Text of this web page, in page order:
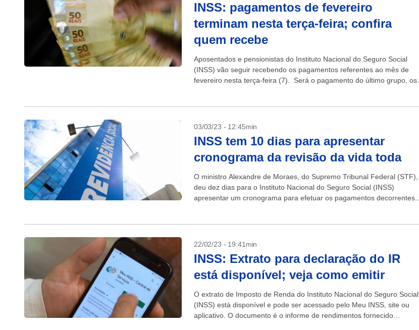
INSS: pagamentos de fevereiro
terminam nesta terça-feira; confira
quem recebe
Aposentados e pensionistas do Instituto Nacional do Seguro Social
(INSS) vão seguir recebendo os pagamentos referentes ao mês de
fevereiro nesta terça-feira (7). Será o pagamento do último grupo, os
03/03/23 - 12:45min
INSS tem 10 dias para apresentar
cronograma da revisão da vida toda
O ministro Alexandre de Moraes, do Supremo Tribunal Federal (STF),
deu dez dias para o Instituto Nacional do Seguro Social (INSS)
apresentar um cronograma para efetuar os pagamentos decorrentes
22/02/23 - 19:41min
INSS: Extrato para declaração do IR
está disponível; veja como emitir
O extrato de Imposto de Renda do Instituto Nacional do Seguro Social
(INSS) está disponível e pode ser acessado pelo Meu INSS, site ou
aplicativo. O documento é o informe de rendimentos fornecido